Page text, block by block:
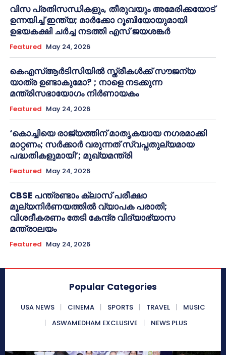
വിസ പ്രതിസന്ധികളും, തീരുവയും അമേരിക്കയോട്
ഉന്നയിച്ച് ഇന്ത്യ; മാർക്കോ റൂബിയോയുമായി
ഉഭയകക്ഷി ചർച്ച നടത്തി എസ് ജയശങ്കർ
Featured May 24, 2026
കെഎസ്ആർടിസിയിൽ സ്ത്രീകൾക്ക് സൗജന്യ
യാത്ര ഉണ്ടാകുമോ? ; നാളെ നടക്കുന്ന
മന്ത്രിസഭായോഗം നിർണായകം
Featured May 24, 2026
‘കൊച്ചിയെ രാജ്യത്തിന് മാതൃകയായ നഗരമാക്കി
മാറ്റണം; സർക്കാർ വരുന്നത് സ്വപ്നതുല്യമായ
പദ്ധതികളുമായി’; മുഖ്യമന്ത്രി
Featured May 24, 2026
CBSE പന്ത്രണ്ടാം ക്ലാസ് പരീക്ഷാ
മൂല്യനിർണയത്തിൽ വ്യാപക പരാതി;
വിശദീകരണം തേടി കേന്ദ്ര വിദ്യാഭ്യാസ
മന്ത്രാലയം
Featured May 24, 2026
Popular Categories
USA NEWS CINEMA SPORTS TRAVEL
MUSIC
ASWAMEDHAM EXCLUSIVE
NEWS PLUS